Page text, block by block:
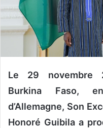
r
r
i
e
l
Le 29 novembre
Burkina Faso,
d’Allemagne, Son
Honoré Guibila a